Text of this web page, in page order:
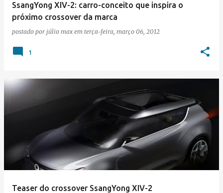
SsangYong XIV-2: carro-conceito que inspira o
próximo crossover da marca
postado por júlio max em terça-feira, março 06, 2012
1
Teaser do crossover SsangYong XIV-2